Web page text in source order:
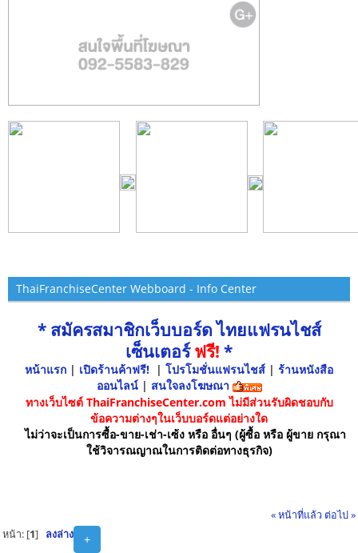
ThaiFranchiseCenter Webboard - Info Center
* สมัครสมาชิกเว็บบอร์ด ไทยแฟรนไชส์
เซ็นเตอร์ฟรี! *
หน้าแรก | เปิดร้านค้าฟรี! | โปรโมชั่นแฟรนไชส์ | ร้านหนังสือ
ออนไลน์ | สนใจลงโฆษณา
ทางเว็บไซต์ ThaiFranchiseCenter.com ไม่มีส่วนรับผิดชอบกับ
ข้อความต่างๆในเว็บบอร์ดแต่อย่างใด
ไม่ว่าจะเป็นการซื้อ-ขาย-เช่า-เซ้ง หรือ อื่นๆ (ผู้ซื้อ หรือ ผู้ขาย กรุณา
ใช้วิจารณญาณในการติดต่อทางธุรกิจ)
« หน้าที่แล้ว ต่อไป »
+
หน้า: [1] ลงล่าง